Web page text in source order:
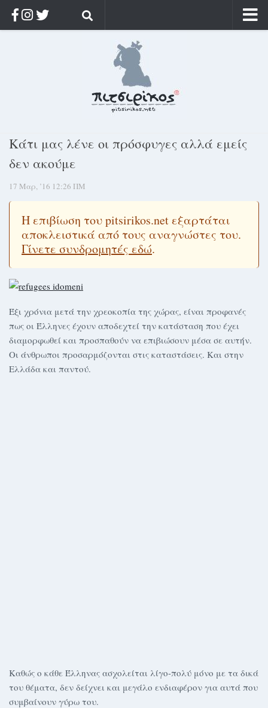
Στοχασμοί & αποφθέγματα
Διαφήμιση
Γίνετε συνδρομητής
Log in
Κάτι μας λένε οι πρόσφυγες αλλά εμείς
δεν ακούμε
17 Μαρ, ’16 12:26 ΠΜ
Η επιβίωση του pitsirikos.net εξαρτάται
αποκλειστικά από τους αναγνώστες του.
Γίνετε συνδρομητές εδώ.
Έξι χρόνια μετά την χρεοκοπία της χώρας, είναι προφανές
πως οι Έλληνες έχουν αποδεχτεί την κατάσταση που έχει
διαμορφωθεί και προσπαθούν να επιβιώσουν μέσα σε αυτήν.
Οι άνθρωποι προσαρμόζονται στις καταστάσεις. Και στην
Ελλάδα και παντού.
Καθώς ο κάθε Έλληνας ασχολείται λίγο-πολύ μόνο με τα δικά
του θέματα, δεν δείχνει και μεγάλο ενδιαφέρον για αυτά που
συμβαίνουν γύρω του.